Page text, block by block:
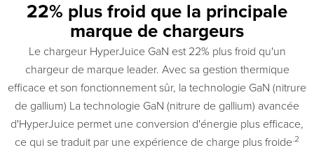
22% plus froid que la principale
marque de chargeurs
Le chargeur HyperJuice GaN est 22% plus froid qu'un
chargeur de marque leader. Avec sa gestion thermique
efficace et son fonctionnement sûr, la technologie GaN (nitrure
de gallium) La technologie GaN (nitrure de gallium) avancée
d'HyperJuice permet une conversion d'énergie plus efficace,
ce qui se traduit par une expérience de charge plus froide.2